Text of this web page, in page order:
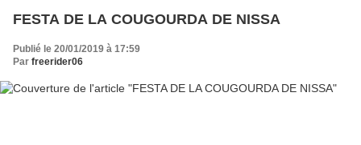
FESTA DE LA COUGOURDA DE NISSA
Publié le 20/01/2019 à 17:59
Par freerider06